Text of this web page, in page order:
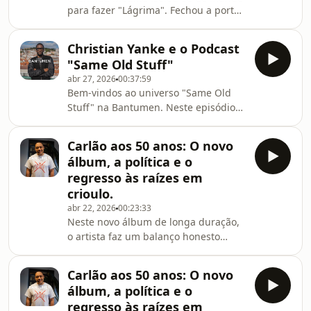
projeto mais completo e mais pessoal
da sua carreira, marcado por
colaborações co
para fazer "Lágrima". Fechou a porta,
compositores, das cantoras de
outrora e das mornas que foi resgatar
do esquecimento.Este terceiro álbum
da artista cabo-verdiana reúne 13
mornas, feitas apenas com cordas, e
nasce de um processo
profundamente emocional. “Este
disco não é para ouvir, é para sentir
Christian Yanke e o Podcast
"Same Old Stuff"
abr 27, 202600:37:59
Bem-vindos ao universo "Same Old
Stuff" na Bantumen. Neste episódio
sobre o estado da música, a
necessidade de crítica estruturada no
Hip-Hop e a sua própria jornada na
comunicação.Falamos das polémicas
do rap americano (Drake, Kendrick,
Jay-Z) , do impacto de figuras como
Prodígio e Valete , e do que podemos
esperar deste novo espa
Carlão aos 50 anos: O novo
álbum, a política e o
regresso às raízes em
crioulo.
abr 22, 202600:23:33
Neste novo álbum de longa duração,
o artista faz um balanço honesto
exclusiva à BANTUMEN, conduzida
por Wilds Gomes, Carlão mergulha no
Carlão aos 50 anos: O novo
álbum, a política e o
regresso às raízes em